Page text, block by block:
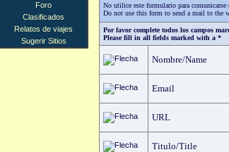
No utilice este formulario para
Do not use this form to send a mail to the
Por favor complete todos los campos
Please fill in all fields marked with a *
Nombre/Name
Email
URL
Titulo/Title
Foro
Clasificados
Relatos de viajes
Sugerir Sitios